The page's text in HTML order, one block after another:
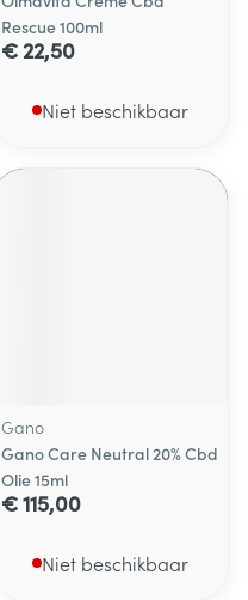
Rescue 100ml
€ 22,50
Niet beschikbaar
Gano
Gano Care Neutral 20% Cbd
Olie 15ml
€ 115,00
Niet beschikbaar